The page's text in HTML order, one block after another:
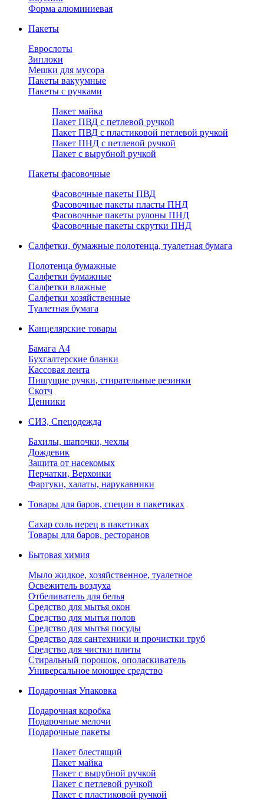
Форма алюминиевая
Пакеты
Еврослоты
Зиплоки
Мешки для мусора
Пакеты вакуумные
Пакеты с ручками
Пакет майка
Пакет ПВД с петлевой ручкой
Пакет ПВД с пластиковой петлевой ручкой
Пакет ПНД с петлевой ручкой
Пакет с вырубной ручкой
Пакеты фасовочные
Фасовочные пакеты ПВД
Фасовочные пакеты пласты ПНД
Фасовочные пакеты рулоны ПНД
Фасовочные пакеты скрутки ПНД
Салфетки, бумажные полотенца, туалетная бумага
Полотенца бумажные
Салфетки бумажные
Салфетки влажные
Салфетки хозяйственные
Туалетная бумага
Канцелярские товары
Бамага А4
Бухгалтерские бланки
Кассовая лента
Пишущие ручки, стирательные резинки
Скотч
Ценники
СИЗ, Спецодежда
Бахилы, шапочки, чехлы
Дождевик
Защита от насекомых
Перчатки, Верхонки
Фартуки, халаты, нарукавники
Товары для баров, специи в пакетиках
Сахар соль перец в пакетиках
Товары для баров, ресторанов
Бытовая химия
Мыло жидкое, хозяйственное, туалетное
Освежитель воздуха
Отбеливатель для белья
Средство для мытья окон
Средство для мытья полов
Средство для мытья посуды
Средство для сантехники и прочистки труб
Средство для чистки плиты
Стиральный порошок, ополаскиватель
Универсальное моющее средство
Подарочная Упаковка
Подарочная коробка
Подарочные мелочи
Подарочные пакеты
Пакет блестящий
Пакет майка
Пакет с вырубной ручкой
Пакет с петлевой ручкой
Пакет с пластиковой ручкой